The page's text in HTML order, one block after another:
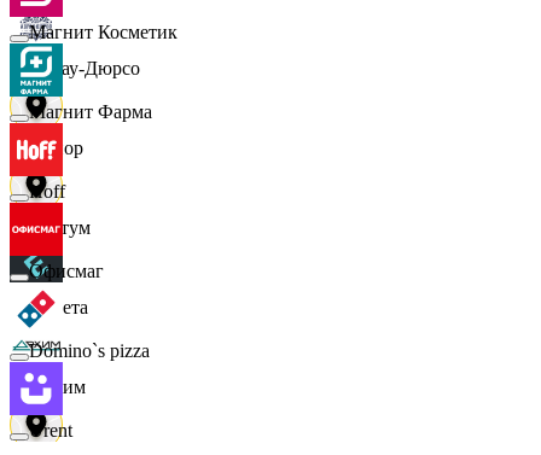
Абрау-Дюрсо
Авиор
Альтум
Аркета
Архим
Магнит Косметик
Магнит Фарма
Hoff
Офисмаг
Domino`s pizza
Urent